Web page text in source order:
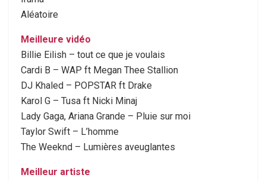
Aléatoire
Meilleure vidéo
Billie Eilish – tout ce que je voulais
Cardi B – WAP ft Megan Thee Stallion
DJ Khaled – POPSTAR ft Drake
Karol G – Tusa ft Nicki Minaj
Lady Gaga, Ariana Grande – Pluie sur moi
Taylor Swift – L’homme
The Weeknd – Lumières aveuglantes
Meilleur artiste